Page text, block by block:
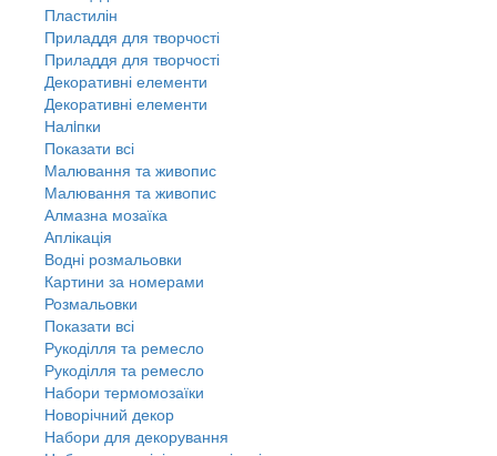
Пластилін
Приладдя для творчості
Приладдя для творчості
Декоративні елементи
Декоративні елементи
Налiпки
Показати всі
Малювання та живопис
Малювання та живопис
Алмазна мозаїка
Аплікація
Водні розмальовки
Картини за номерами
Розмальовки
Показати всі
Рукоділля та ремесло
Рукоділля та ремесло
Набори термомозаїки
Новорічний декор
Набори для декорування